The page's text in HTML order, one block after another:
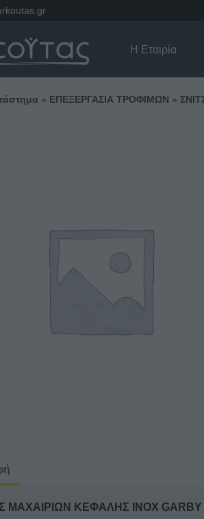
Η Εταιρία
» ΕΠΕΞΕΡΓΑΣΙΑ ΤΡΟΦΙΜΩΝ »
ΜΑΧΑΙΡΙΩΝ ΚΕΦΑΛΗΣ ΙΝΟΧ GARBY